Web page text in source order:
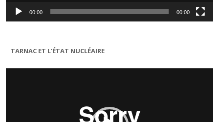
00:00 00:00
TARNAC ET L’ÉTAT NUCLÉAIRE
Lecteur